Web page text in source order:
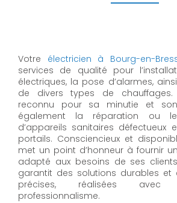
Votre électricien à Bourg-en-
services de qualité pour
électriques, la pose d’alarmes,
de divers types de chauffages.
reconnu pour sa minutie et son
également la réparation ou le
d’appareils sanitaires défectueux
portails. Consciencieux et
met un point d’honneur à fournir
adapté aux besoins de ses
garantit des solutions durables et
précises, réalisées avec
professionnalisme.